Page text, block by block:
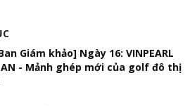
Giám khảo] Ngày 16: VINPEARL
- Mảnh ghép mới của golf đô thị